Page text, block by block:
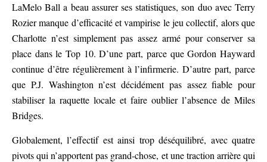
LaMelo Ball a beau assurer ses statistiques, son duo avec Terry
Rozier manque d’efficacité et vampirise le jeu collectif, alors que
Charlotte n’est simplement pas assez armé pour conserver sa
place dans le Top 10. D’une part, parce que Gordon Hayward
continue d’être régulièrement à l’infirmerie. D’autre part, parce
que P.J. Washington n’est décidément pas assez fiable pour
stabiliser la raquette locale et faire oublier l’absence de Miles
Bridges.
Globalement, l’effectif est ainsi trop déséquilibré, avec quatre
pivots qui n’apportent pas grand-chose, et une traction arrière qui